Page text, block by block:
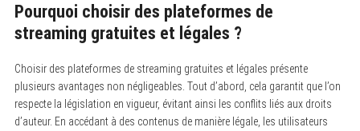
Pourquoi choisir des plateformes de
streaming gratuites et légales ?
Choisir des plateformes de streaming gratuites et légales présente
plusieurs avantages non négligeables. Tout d’abord, cela garantit que l’on
respecte la législation en vigueur, évitant ainsi les conflits liés aux droits
d’auteur. En accédant à des contenus de manière légale, les utilisateurs